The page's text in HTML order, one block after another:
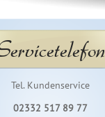
Tel. Kundenservice
02332 517 89 77